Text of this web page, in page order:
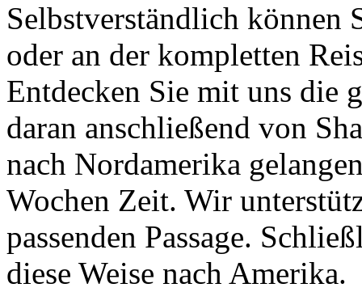
Selbstverständlich können
oder an der kompletten
Entdecken Sie mit uns die
daran anschließend von
nach Nordamerika
Wochen Zeit. Wir
passenden Passage.
diese Weise nach Amerika.